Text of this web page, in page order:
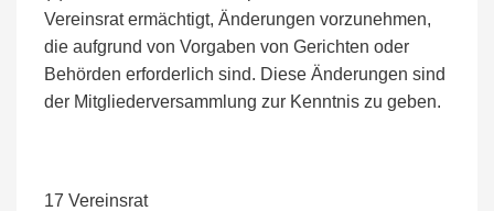
Vereinsrat ermächtigt, Änderungen vorzunehmen,
die aufgrund von Vorgaben von Gerichten oder
Behörden erforderlich sind. Diese Änderungen sind
der Mitgliederversammlung zur Kenntnis zu geben.
17 Vereinsrat